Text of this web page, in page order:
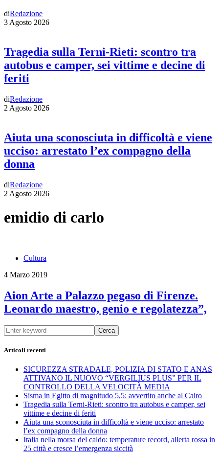
diRedazione
3 Agosto 2026
Tragedia sulla Terni-Rieti: scontro tra
autobus e camper, sei vittime e decine di
feriti
diRedazione
2 Agosto 2026
Aiuta una sconosciuta in difficoltà e viene
ucciso: arrestato l’ex compagno della
donna
diRedazione
2 Agosto 2026
emidio di carlo
Cultura
4 Marzo 2019
Aion Arte a Palazzo pegaso di Firenze.
Leonardo maestro, genio e regolatezza”,
Cerca
Articoli recenti
SICUREZZA STRADALE, POLIZIA DI STATO E ANAS
ATTIVANO IL NUOVO “VERGILIUS PLUS” PER IL
CONTROLLO DELLA VELOCITÀ MEDIA
Sisma in Egitto di magnitudo 5,5: avvertito anche al Cairo
Tragedia sulla Terni-Rieti: scontro tra autobus e camper, sei
vittime e decine di feriti
Aiuta una sconosciuta in difficoltà e viene ucciso: arrestato
l’ex compagno della donna
Italia nella morsa del caldo: temperature record, allerta rossa in
25 città e cresce l’emergenza siccità